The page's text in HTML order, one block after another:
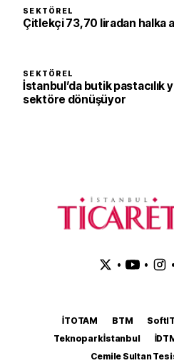
SEKTÖREL
Çitlekçi 73,70 liradan halka
SEKTÖREL
İstanbul’da butik pastacılık
sektöre dönüşüyor
• • •
İTOTAM BTM
Teknopark İstanbul
Cemile Sultan